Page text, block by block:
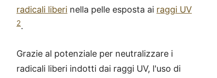
radicali liberi nella pelle esposta ai raggi UV
2.
Grazie al potenziale per neutralizzare i
radicali liberi indotti dai raggi UV, l'uso di